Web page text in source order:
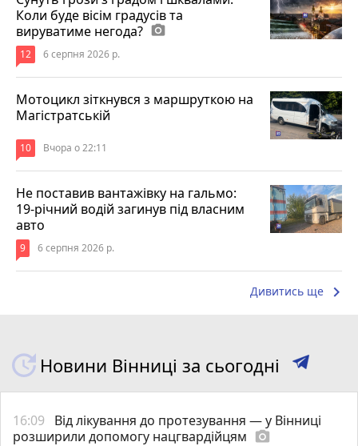
Коли буде вісім градусів та
вируватиме негода? photo_camera
12 6 серпня 2026 р.
Мотоцикл зіткнувся з маршруткою на
Магістратській
10 Вчора о 22:11
Не поставив вантажівку на гальмо:
19-річний водій загинув під власним
авто
9 6 серпня 2026 р.
Дивитись ще keyboard_arrow_right
Новини Вінниці за сьогодні
16:09
Від лікування до протезування — у Вінниці
розширили допомогу нацгвардійцям photo_camera